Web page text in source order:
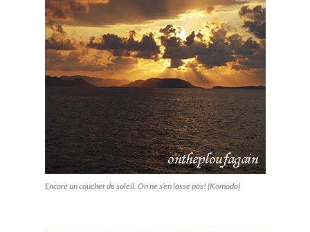
Encore un coucher de soleil. On ne s’en lasse pas! (Komodo)